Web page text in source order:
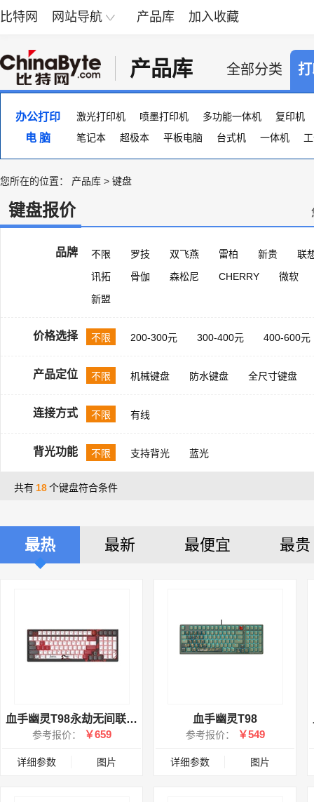
比特网 网站导航 产品库 加入收藏
产品库 全部分类
办公打印 激光打印机 喷墨打印机 多功能一体机
复印机
便携照片打印机
页宽打印机 证卡打印机 大幅
电 脑 笔记本 超极本 平板电脑 台式机 一体机
您所在的位置： 产品库 > 键盘
键盘报价
品牌 不限 罗技 双飞燕 雷柏 新贵
联
讯拓
骨伽 森松尼 CHERRY
微软
新盟
价格选择 不限 200-300元 300-400元 400-600元
产品定位 不限 机械键盘 防水键盘 全尺寸键盘
连接方式 不限 有线
背光功能 不限 支持背光 蓝光
共有 18个键盘符合条件
最热 最新 最便宜 最贵
血手幽灵T98永劫无间联名版机械键盘
参考报价： ￥659
详细参数 图片
血手幽灵T98
参考报价： ￥549
详细参数 图片